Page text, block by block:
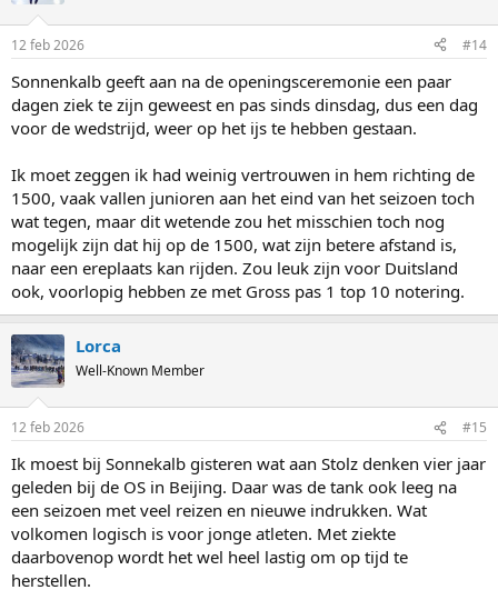
12 feb 2026 #14
Sonnenkalb geeft aan na de openingsceremonie een paar
dagen ziek te zijn geweest en pas sinds dinsdag, dus een dag
voor de wedstrijd, weer op het ijs te hebben gestaan.
Ik moet zeggen ik had weinig vertrouwen in hem richting de
1500, vaak vallen junioren aan het eind van het seizoen toch
wat tegen, maar dit wetende zou het misschien toch nog
mogelijk zijn dat hij op de 1500, wat zijn betere afstand is,
naar een ereplaats kan rijden. Zou leuk zijn voor Duitsland
ook, voorlopig hebben ze met Gross pas 1 top 10 notering.
Lorca
Well-Known Member
12 feb 2026 #15
Ik moest bij Sonnekalb gisteren wat aan Stolz denken vier jaar
geleden bij de OS in Beijing. Daar was de tank ook leeg na
een seizoen met veel reizen en nieuwe indrukken. Wat
volkomen logisch is voor jonge atleten. Met ziekte
daarbovenop wordt het wel heel lastig om op tijd te
herstellen.